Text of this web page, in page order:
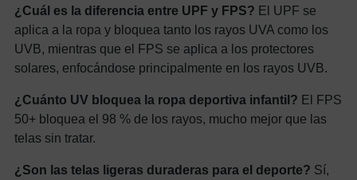
¿Cuál es la diferencia entre UPF y FPS? El UPF se
aplica a la ropa y bloquea tanto los rayos UVA como los
UVB, mientras que el FPS se aplica a los protectores
solares, enfocándose principalmente en los rayos UVB.
¿Cuánto UV bloquea la ropa deportiva infantil? El FPS
50+ bloquea el 98 % de los rayos, mucho mejor que las
telas sin tratar.
¿Son las telas ligeras duraderas para el deporte? Sí,